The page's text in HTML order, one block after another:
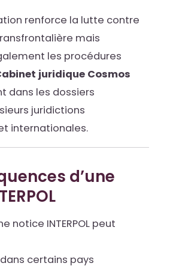
renforce la lutte contre
mais
les procédures
juridique Cosmos
dans les dossiers
juridictions
internationales.
d’une
notice INTERPOL peut
certains pays